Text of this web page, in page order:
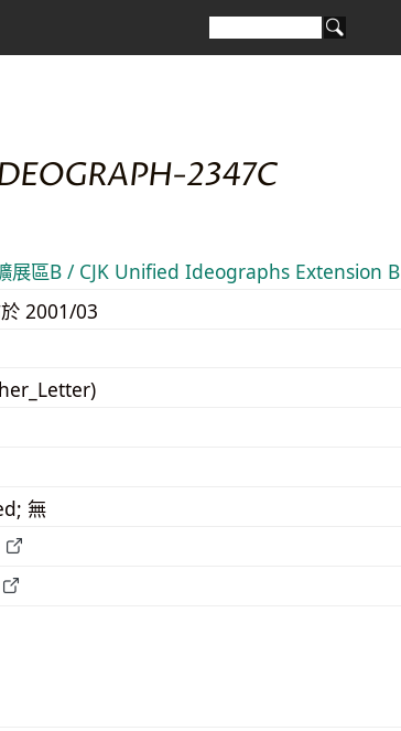
2347C
展區B / CJK Unified Ideographs Extension B
2001/03
無